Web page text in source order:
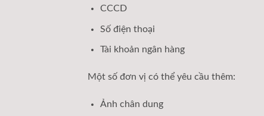
CCCD
Số điện thoại
Tài khoản ngân hàng
Một số đơn vị có thể yêu cầu thêm:
Ảnh chân dung